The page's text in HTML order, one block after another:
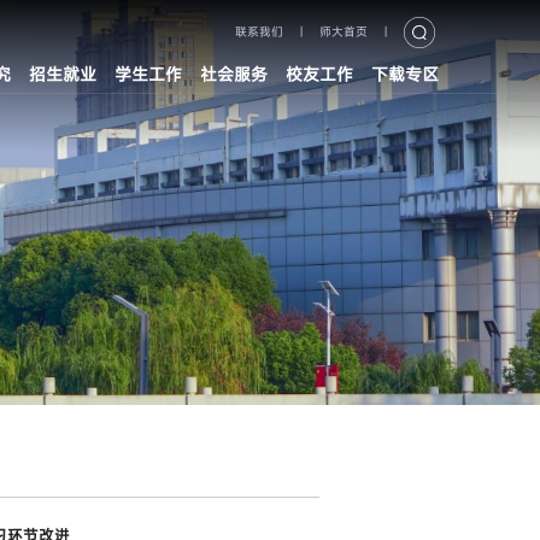
联系我们 师大首页
招生就业 学生工作 社会服务 校友工作 下载专区